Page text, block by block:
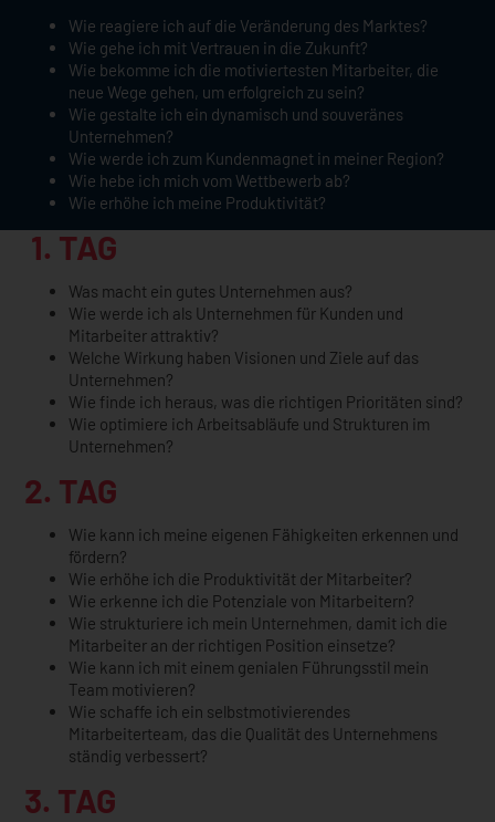
Wie reagiere ich auf die Veränderung des Marktes?
Wie gehe ich mit Vertrauen in die Zukunft?
Wie bekomme ich die motiviertesten Mitarbeiter, die
neue Wege gehen, um erfolgreich zu sein?
Wie gestalte ich ein dynamisch und souveränes
Unternehmen?
Wie werde ich zum Kundenmagnet in meiner Region?
Wie hebe ich mich vom Wettbewerb ab?
Wie erhöhe ich meine Produktivität?
1. TAG
Was macht ein gutes Unternehmen aus?
Wie werde ich als Unternehmen für Kunden und
Mitarbeiter attraktiv?
Welche Wirkung haben Visionen und Ziele auf das
Unternehmen?
Wie finde ich heraus, was die richtigen Prioritäten sind?
Wie optimiere ich Arbeitsabläufe und Strukturen im
Unternehmen?
2. TAG
Wie kann ich meine eigenen Fähigkeiten erkennen und
fördern?
Wie erhöhe ich die Produktivität der Mitarbeiter?
Wie erkenne ich die Potenziale von Mitarbeitern?
Wie strukturiere ich mein Unternehmen, damit ich die
Mitarbeiter an der richtigen Position einsetze?
Wie kann ich mit einem genialen Führungsstil mein
Team motivieren?
Wie schaffe ich ein selbstmotivierendes
Mitarbeiterteam, das die Qualität des Unternehmens
ständig verbessert?
3. TAG